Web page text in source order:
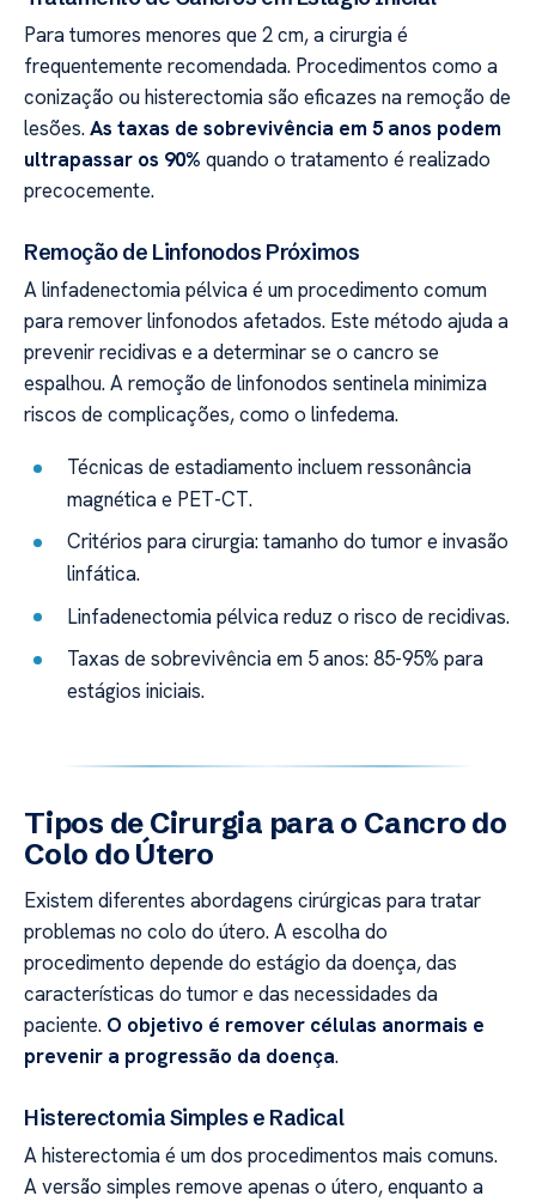
Para tumores menores que 2 cm, a cirurgia é
frequentemente recomendada. Procedimentos como a
conização ou histerectomia são eficazes na remoção de
lesões.As taxas de sobrevivência em 5 anos podem
ultrapassar os 90% quando o tratamento é realizado
precocemente.
Remoção de Linfonodos Próximos
A linfadenectomia pélvica é um procedimento comum
para remover linfonodos afetados. Este método ajuda a
prevenir recidivas e a determinar se o cancro se
espalhou. A remoção de linfonodos sentinela minimiza
riscos de complicações, como o linfedema.
Técnicas de estadiamento incluem ressonância
magnética e PET-CT.
Critérios para cirurgia: tamanho do tumor e invasão
linfática.
Linfadenectomia pélvica reduz o risco de recidivas.
Taxas de sobrevivência em 5 anos: 85-95% para
estágios iniciais.
Tipos de Cirurgia para o Cancro do
Colo do Útero
Existem diferentes abordagens cirúrgicas para tratar
problemas no colo do útero. A escolha do
procedimento depende do estágio da doença, das
características do tumor e das necessidades da
paciente. O objetivo é remover células anormais e
prevenir a progressão da doença.
Histerectomia Simples e Radical
A histerectomia é um dos procedimentos mais comuns.
A versão simples remove apenas o útero, enquanto a